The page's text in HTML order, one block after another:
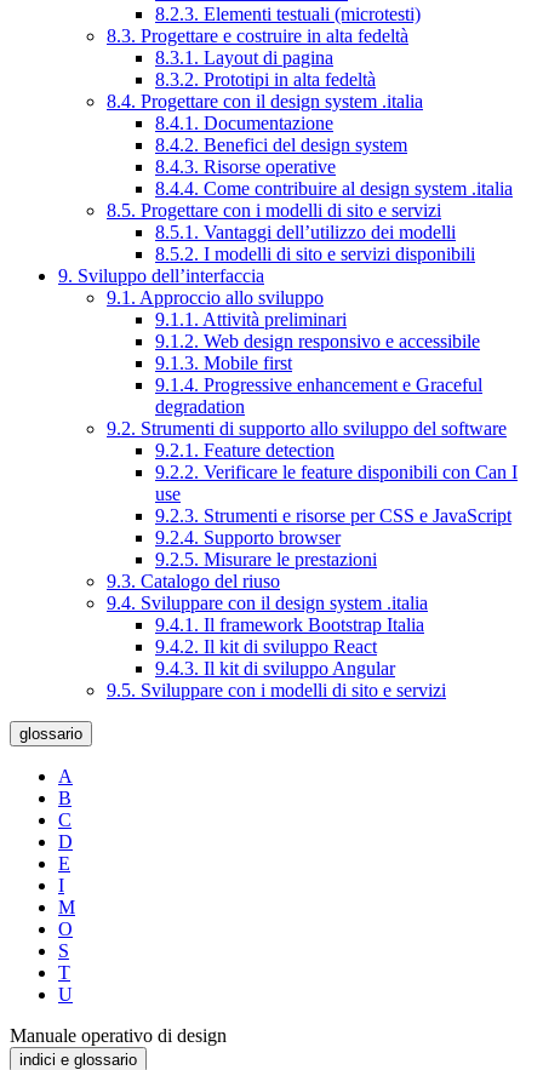
8.2.3. Elementi testuali (microtesti)
8.3. Progettare e costruire in alta fedeltà
8.3.1. Layout di pagina
8.3.2. Prototipi in alta fedeltà
8.4. Progettare con il design system .italia
8.4.1. Documentazione
8.4.2. Benefici del design system
8.4.3. Risorse operative
8.4.4. Come contribuire al design system .italia
8.5. Progettare con i modelli di sito e servizi
8.5.1. Vantaggi dell’utilizzo dei modelli
8.5.2. I modelli di sito e servizi disponibili
9. Sviluppo dell’interfaccia
9.1. Approccio allo sviluppo
9.1.1. Attività preliminari
9.1.2. Web design responsivo e accessibile
9.1.3. Mobile first
9.1.4. Progressive enhancement e Graceful
degradation
9.2. Strumenti di supporto allo sviluppo del software
9.2.1. Feature detection
9.2.2. Verificare le feature disponibili con Can I
use
9.2.3. Strumenti e risorse per CSS e JavaScript
9.2.4. Supporto browser
9.2.5. Misurare le prestazioni
9.3. Catalogo del riuso
9.4. Sviluppare con il design system .italia
9.4.1. Il framework Bootstrap Italia
9.4.2. Il kit di sviluppo React
9.4.3. Il kit di sviluppo Angular
9.5. Sviluppare con i modelli di sito e servizi
glossario
A
B
C
D
E
I
M
O
S
T
U
Manuale operativo di design
indici e glossario